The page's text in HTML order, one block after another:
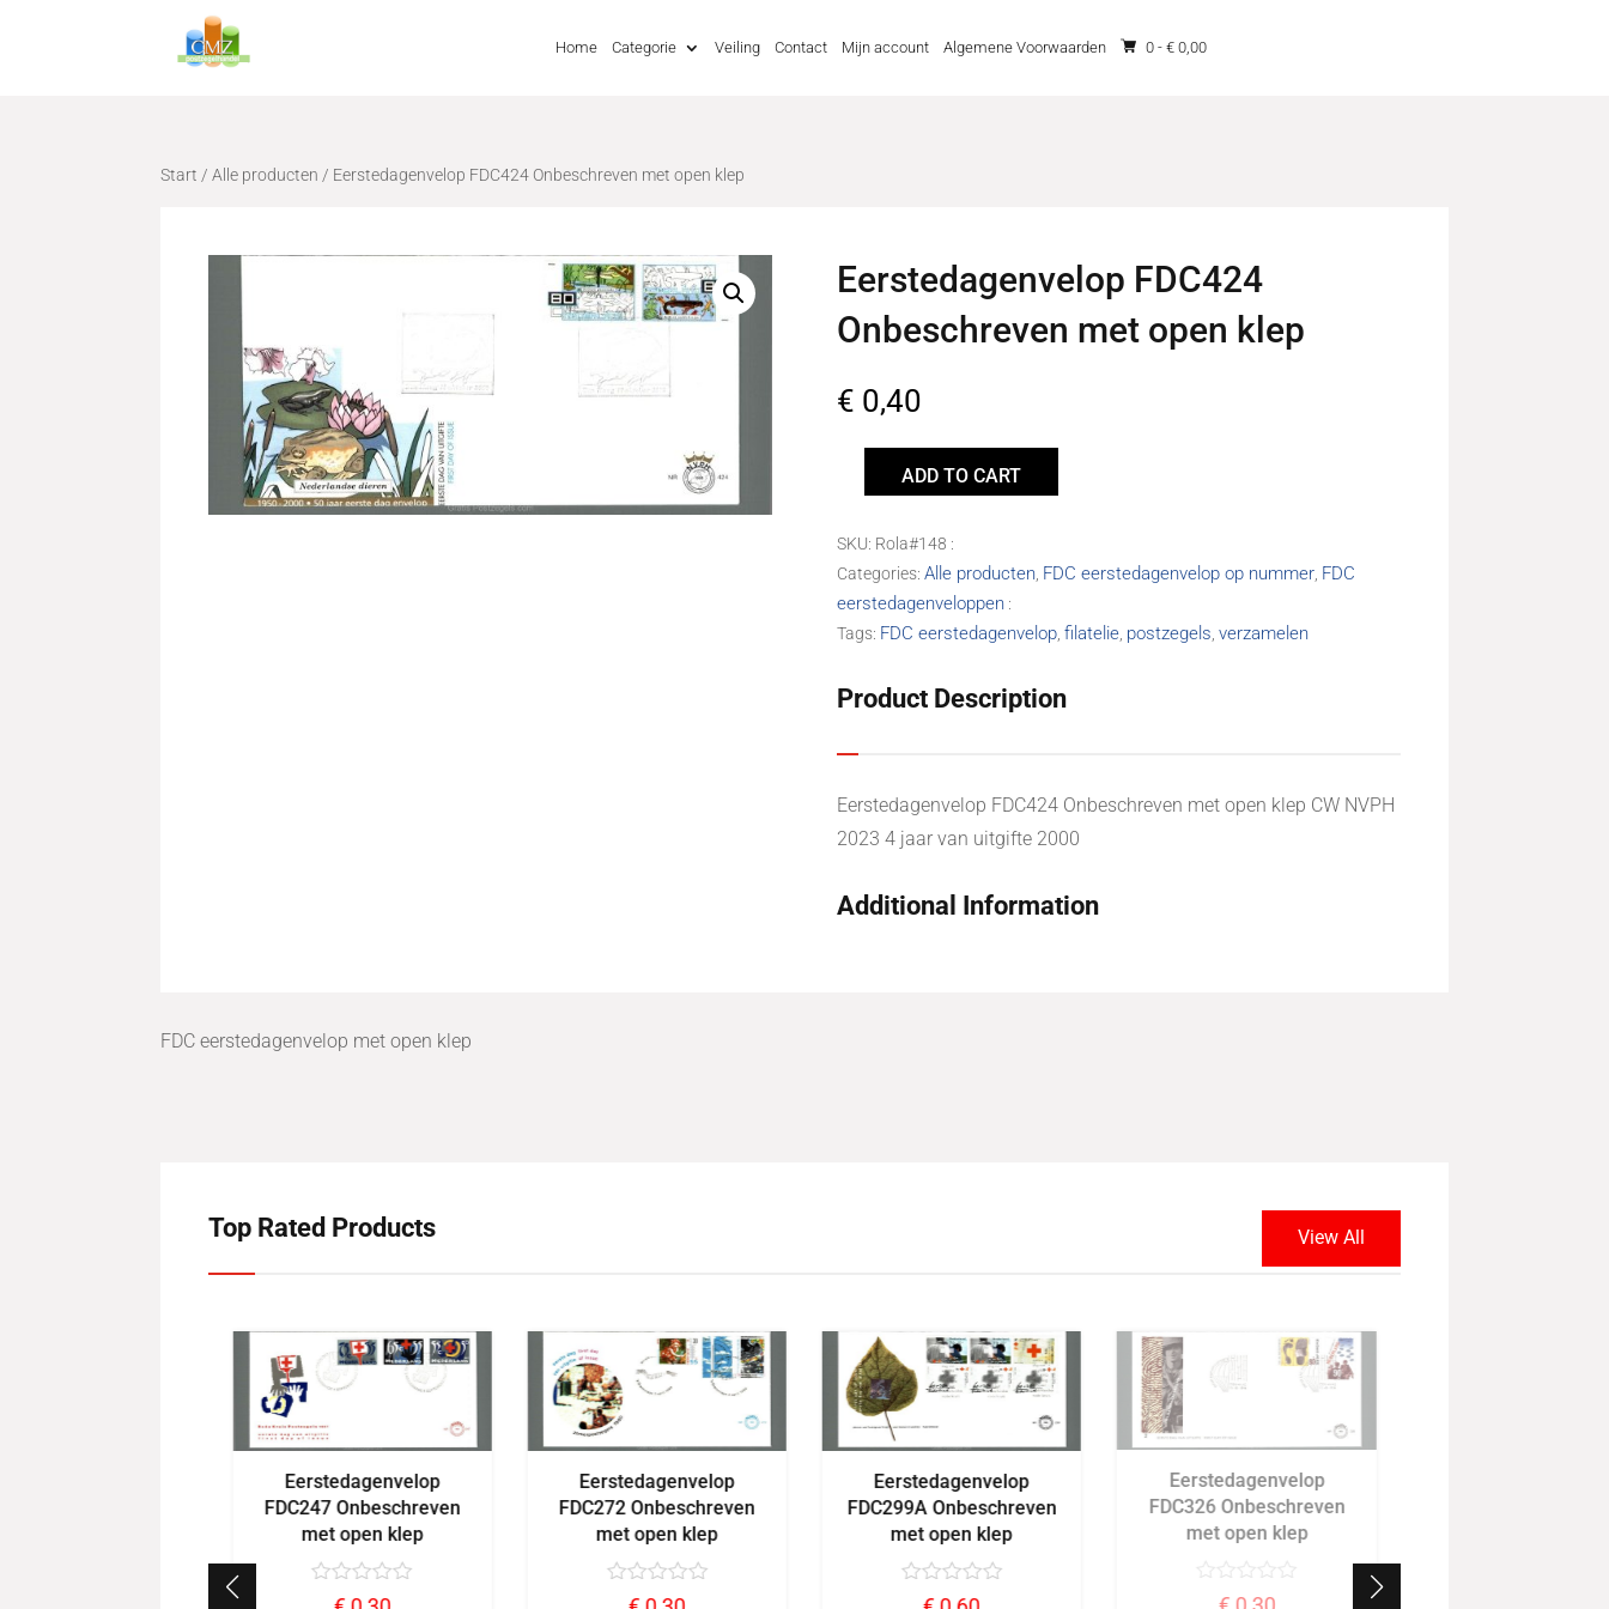
Home Categorie Veiling Contact Mijn account Algemene Voorwaarden 0 - €0,00
Start /Alle producten / Eerstedagenvelop FDC424 Onbeschreven met open klep
Eerstedagenvelop FDC424
Onbeschreven met open klep
€ 0,40
Eerstedagenvelop
Onbeschreven
met
open
klep
quantity
ADD TO CART
SKU: Rola#148
Categories:Alle producten FDC eerstedagenvelop op nummer FDC
eerstedagenveloppen
Tags: FDC eerstedagenvelop ,filatelie postzegels ,verzamelen
Product Description
Eerstedagenvelop FDC424 Onbeschreven met open klep CW NVPH
2023 4 jaar van uitgifte 2000
Additional Information
FDC eerstedagenvelop met open klep
Top Rated Products View All
Eerstedagenvelop
FDC247 Onbeschreven
met open klep
Eerstedagenvelop
FDC272 Onbeschreven
met open klep
Eerstedagenvelop
FDC299A Onbeschreven
met open klep
Eerstedagenvelop
FDC326 Onbeschreven
met open klep